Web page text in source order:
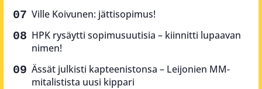
Ville Koivunen: jättisopimus!
HPK rysäytti sopimusuutisia – kiinnitti lupaavan
nimen!
Ässät julkisti kapteenistonsa – Leijonien MM-
mitalistista uusi kippari